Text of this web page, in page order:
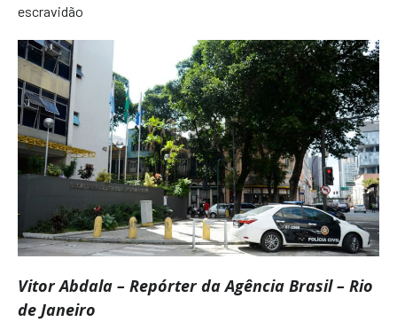
escravidão
Vitor Abdala – Repórter da Agência Brasil – Rio
de Janeiro